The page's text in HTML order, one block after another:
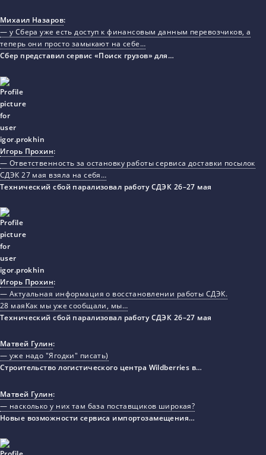
Михаил Назаров:
— у Сбера уже есть доступ к финансовым данным перевозчиков, а
теперь они просто замыкают на себе…
Сбер представил сервис «Поиск грузов» для…
Игорь Прохин:
— Ответственность за остановку работы сервиса доставки посылок
СДЭК 27 мая взяла на себя…
Технический сбой парализовал работу СДЭК 26–27 мая
Игорь Прохин:
— Актуальная информация о восстановлении работы СДЭК.
28 маяКак мы уже сообщали, мы…
Технический сбой парализовал работу СДЭК 26–27 мая
Матвей Гулин:
— уже надо "Ягодки" писать)
Строительство логистического центра Wildberries в…
Матвей Гулин:
— насколько у них там база поставщиков широкая?
Новые возможности сервиса импортозамещения…